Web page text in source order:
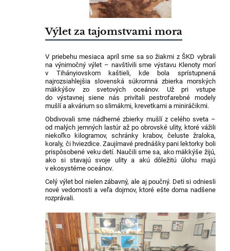
Výlet za tajomstvami mora
V priebehu mesiaca apríl sme sa so žiakmi z ŠKD vybrali
na výnimočný výlet – navštívili sme výstavu Klenoty morí
v Tihányiovskom kaštieli, kde bola sprístupnená
najrozsiahlejšia slovenská súkromná zbierka morských
mäkkýšov zo svetových oceánov. Už pri vstupe
do výstavnej siene nás privítali pestrofarebné modely
mušlí a akvárium so slimákmi, krevetkami a miniráčikmi.
Obdivovali sme nádherné zbierky mušlí z celého sveta –
od malých jemných lastúr až po obrovské ulity, ktoré vážili
niekoľko kilogramov, schránky krabov, čeluste žraloka,
koraly, či hviezdice. Zaujímavé prednášky pani lektorky boli
prispôsobené veku detí. Naučili sme sa, ako mäkkýše žijú,
ako si stavajú svoje ulity a akú dôležitú úlohu majú
v ekosystéme oceánov.
Celý výlet bol nielen zábavný, ale aj poučný. Deti si odniesli
nové vedomosti a veľa dojmov, ktoré ešte doma nadšene
rozprávali.